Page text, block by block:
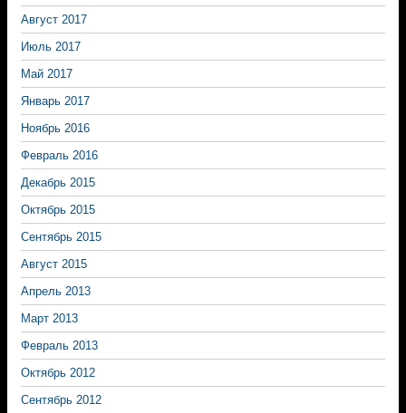
Август 2017
Июль 2017
Май 2017
Январь 2017
Ноябрь 2016
Февраль 2016
Декабрь 2015
Октябрь 2015
Сентябрь 2015
Август 2015
Апрель 2013
Март 2013
Февраль 2013
Октябрь 2012
Сентябрь 2012